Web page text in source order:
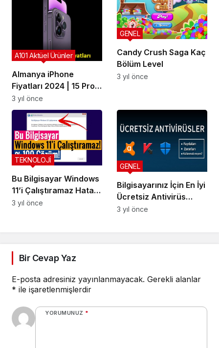
Almanya iPhone
Fiyatları 2024 | 15 Pro
Max, iPhone 14
A101 Aktüel Ürünler
3 yıl önce
Candy Crush Saga Kaç
Bölüm Level
GENEL
3 yıl önce
Bu Bilgisayar Windows
11’i Çalıştıramaz Hatası
ve Çözümü
TEKNOLOJİ
3 yıl önce
Bilgisayarınız İçin En İyi
Ücretsiz Antivirüs
Programları
GENEL
3 yıl önce
Bir Cevap Yaz
E-posta adresiniz yayınlanmayacak. Gerekli alanlar
* ile işaretlenmişlerdir
YORUMUNUZ *